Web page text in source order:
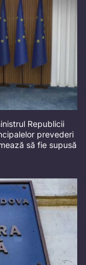
Republicii
prevederi
să fie supusă